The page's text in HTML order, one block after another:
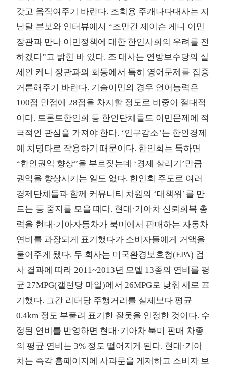
갖고 움직여주기 바란다. 조희용 주캐나다대사는 지
난달 본보와 인터뷰에서 “조만간 제이슨 케니 이민
장관과 만나 이민정책에 대한 한인사회의 우려를 전
하겠다”고 밝힌 바 있다. 조 대사는 연방보수당의 실
세인 케니 장관과의 회동에서 특히 영어문제를 집중
거론해주기 바란다. 기술이민의 경우 언어능력은
100점 만점에 28점을 차지할 정도로 비중이 절대적
이다. 토론토한인회 등 한인단체들도 이민문제에 적
극적인 관심을 가져야 한다. ‘인구감소’는 한인경제
에 치명타로 작용하기 때문이다. 한인회는 툭하면
“한인권익 향상”을 부르짖는데 ‘경제 살리기’만큼
권익을 향상시키는 일도 없다. 한인회 주도로 여러
경제단체들과 함께 커뮤니티 차원의 ‘대책위’를 만
드는 등 중지를 모을 때다. 현대·기아차 신뢰회복 총
력을 현대·기아자동차가 북미에서 판매하는 자동차
연비를 과장되게 표기했다가 소비자들에게 거액을
물어주게 됐다. 두 회사는 미국환경보호청(EPA) 검
사 결과에 따라 2011~2013년 모델 13종의 연비를 평
균 27MPG(갤런당 마일)에서 26MPG로 낮춰 새로 표
기했다. 그간 리터당 주행거리를 실제보다 평균
0.4km 정도 부풀려 표기한 잘못을 인정한 것이다. 수
정된 연비를 반영하면 현대·기아차 북미 판매 차종
의 평균 연비는 3% 정도 떨어지게 된다. 현대·기아
차는 즉각 홈페이지에 사과문을 게재하고 소비자 보